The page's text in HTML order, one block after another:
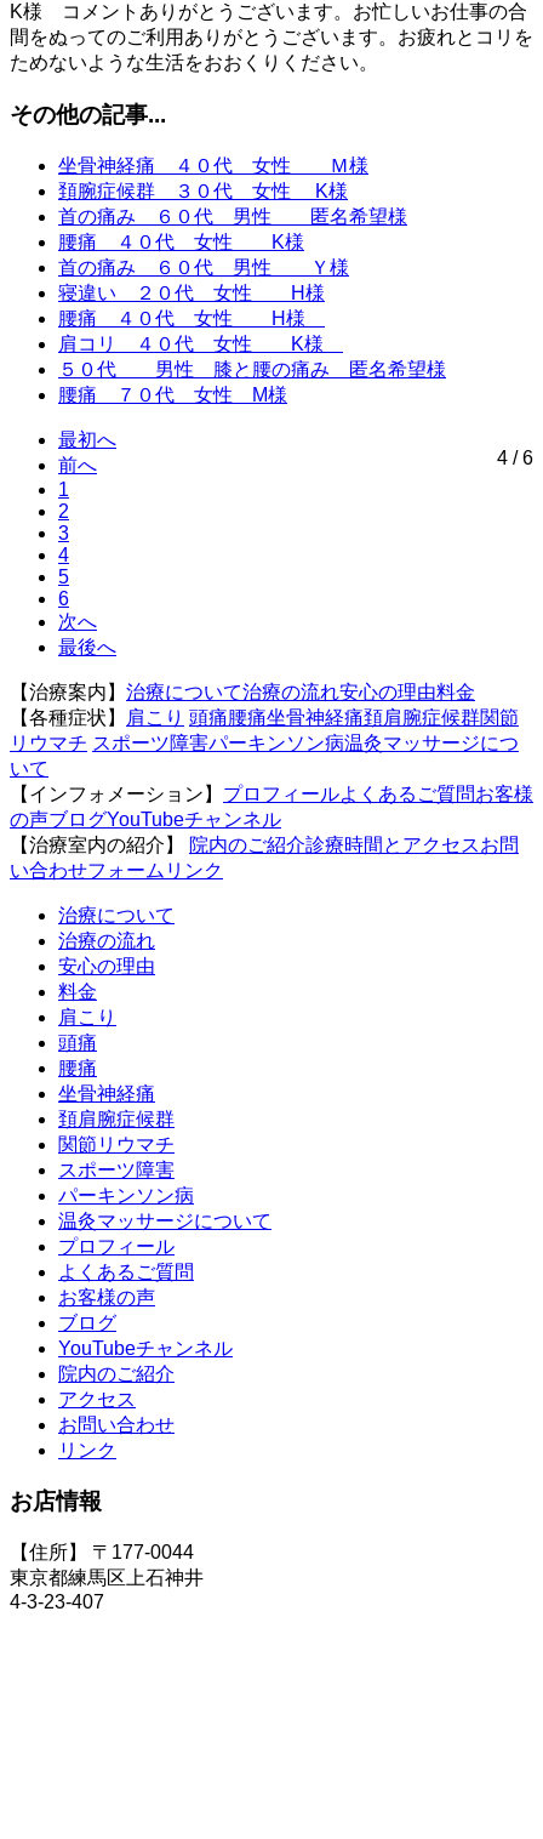
K様 コメントありがとうございます。お忙しいお仕事の合
間をぬってのご利用ありがとうございます。お疲れとコリを
ためないような生活をおおくりください。
その他の記事...
坐骨神経痛 ４０代 女性 Ｍ様
頚腕症候群 ３０代 女性 K様
首の痛み ６０代 男性 匿名希望様
腰痛 ４０代 女性 K様
首の痛み ６０代 男性 Ｙ様
寝違い ２０代 女性 H様
腰痛 ４０代 女性 H様
肩コリ ４０代 女性 K様
５０代 男性 膝と腰の痛み 匿名希望様
腰痛 ７０代 女性 M様
4 / 6
最初へ
前へ
1
2
3
4
5
6
次へ
最後へ
【治療案内】 治療について治療の流れ安心の理由料金
【各種症状】
肩こり 頭痛腰痛坐骨神経痛頚肩腕症候群関節
リウマチ スポーツ障害パーキンソン病温灸マッサージにつ
いて
【インフォメーション】 プロフィールよくあるご質問お客様
の声ブログYouTubeチャンネル
【治療室内の紹介】
院内のご紹介診療時間とアクセスお問
い合わせフォーム リンク
治療について
治療の流れ
安心の理由
料金
肩こり
頭痛
腰痛
坐骨神経痛
頚肩腕症候群
関節リウマチ
スポーツ障害
パーキンソン病
温灸マッサージについて
プロフィール
よくあるご質問
お客様の声
ブログ
YouTubeチャンネル
院内のご紹介
アクセス
お問い合わせ
リンク
お店情報
【住所】 〒177-0044
東京都練馬区上石神井
4-3-23-407